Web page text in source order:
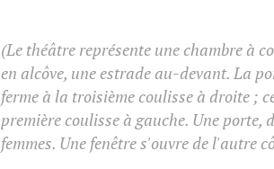
(Le théâtre représente une chambre à
en alcôve, une estrade au-devant. La
ferme à la troisième coulisse à droite ;
première coulisse à gauche. Une porte,
femmes. Une fenêtre s'ouvre de l'autre